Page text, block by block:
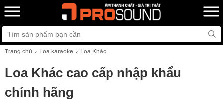
Trang chủ Loa karaoke Loa Khác
Loa Khác cao cấp nhập khẩu
chính hãng